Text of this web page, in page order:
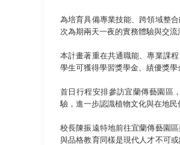
為培育具備專業技能、跨領域整
次為期兩天一夜的實務體驗與交
本計畫著重在共通職能、專業課
學生可獲得學習獎學金、績優獎
首日行程安排參訪宜蘭傳藝園區
驗，進一步認識植物文化與在地民
校長陳振遠特地前往宜蘭傳藝園
與品格教育同樣是現代人才不可